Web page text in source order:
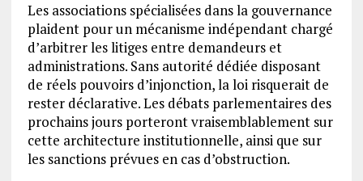
Les associations spécialisées dans la gouvernance
plaident pour un mécanisme indépendant chargé
d’arbitrer les litiges entre demandeurs et
administrations. Sans autorité dédiée disposant
de réels pouvoirs d’injonction, la loi risquerait de
rester déclarative. Les débats parlementaires des
prochains jours porteront vraisemblablement sur
cette architecture institutionnelle, ainsi que sur
les sanctions prévues en cas d’obstruction.